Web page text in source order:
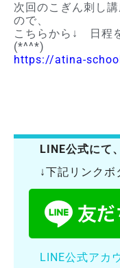
次回のこぎん刺し
ので、
こちらから↓ 日程
(*^^*)
https://atina-
LINE公式にて
↓下記リンク
LINE公式ア